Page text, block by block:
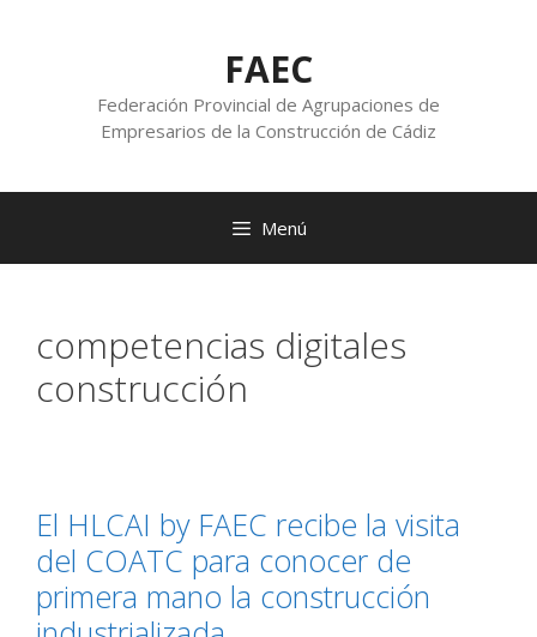
FAEC
Federación Provincial de Agrupaciones de
Empresarios de la Construcción de Cádiz
Menú
competencias digitales
construcción
El HLCAI by FAEC recibe la visita
del COATC para conocer de
primera mano la construcción